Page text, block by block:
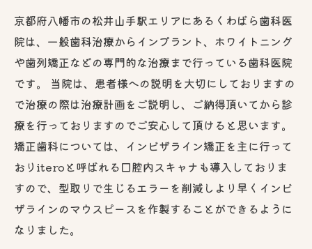
京都府八幡市の松井山手駅エリアにあるくわばら歯科医
院は、一般歯科治療からインプラント、ホワイトニング
や歯列矯正などの専門的な治療まで行っている歯科医院
です。 当院は、患者様への説明を大切にしておりますの
で治療の際は治療計画をご説明し、ご納得頂いてから診
療を行っておりますのでご安心して頂けると思います。
矯正歯科については、インビザライン矯正を主に行って
おりiteroと呼ばれる口腔内スキャナも導入しておりま
すので、型取りで生じるエラーを削減しより早くインビ
ザラインのマウスピースを作製することができるように
なりました。